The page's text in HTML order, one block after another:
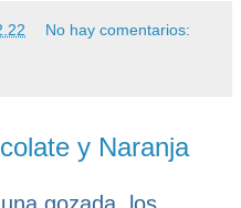
No hay comentarios:
y Naranja